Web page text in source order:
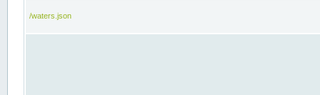
/waters.json